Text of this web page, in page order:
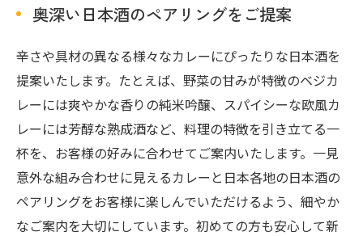
奥深い日本酒のペアリングをご提案
辛さや具材の異なる様々なカレーにぴったりな日本酒を
提案いたします。たとえば、野菜の甘みが特徴のベジカ
レーには爽やかな香りの純米吟醸、スパイシーな欧風カ
レーには芳醇な熟成酒など、料理の特徴を引き立てる一
杯を、お客様の好みに合わせてご案内いたします。一見
意外な組み合わせに見えるカレーと日本各地の日本酒の
ペアリングをお客様に楽しんでいただけるよう、細やか
なご案内を大切にしています。初めての方も安心して新